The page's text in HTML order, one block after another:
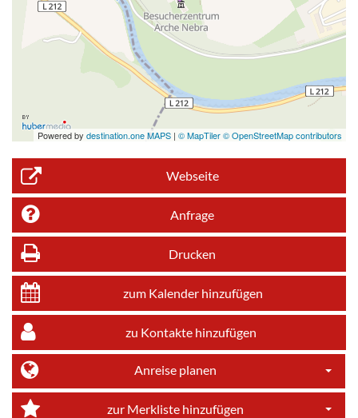
Powered by destination.one MAPS | © MapTiler © OpenStreetMap contributors
Webseite
Anfrage
Drucken
zum Kalender hinzufügen
zu Kontakte hinzufügen
Anreise planen
zur Merkliste hinzufügen